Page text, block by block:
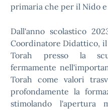
primaria che per il Nido e
Dall'anno scolastico
Coordinatore Didattico,
Torah presso la
fermamente
Torah come valori
profondamente la
stimolando